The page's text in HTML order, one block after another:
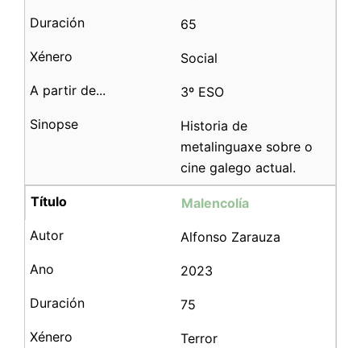
65
Social
3º ESO
Historia de
metalinguaxe sobre o
cine galego actual.
Malencolía
Alfonso Zarauza
2023
75
Terror